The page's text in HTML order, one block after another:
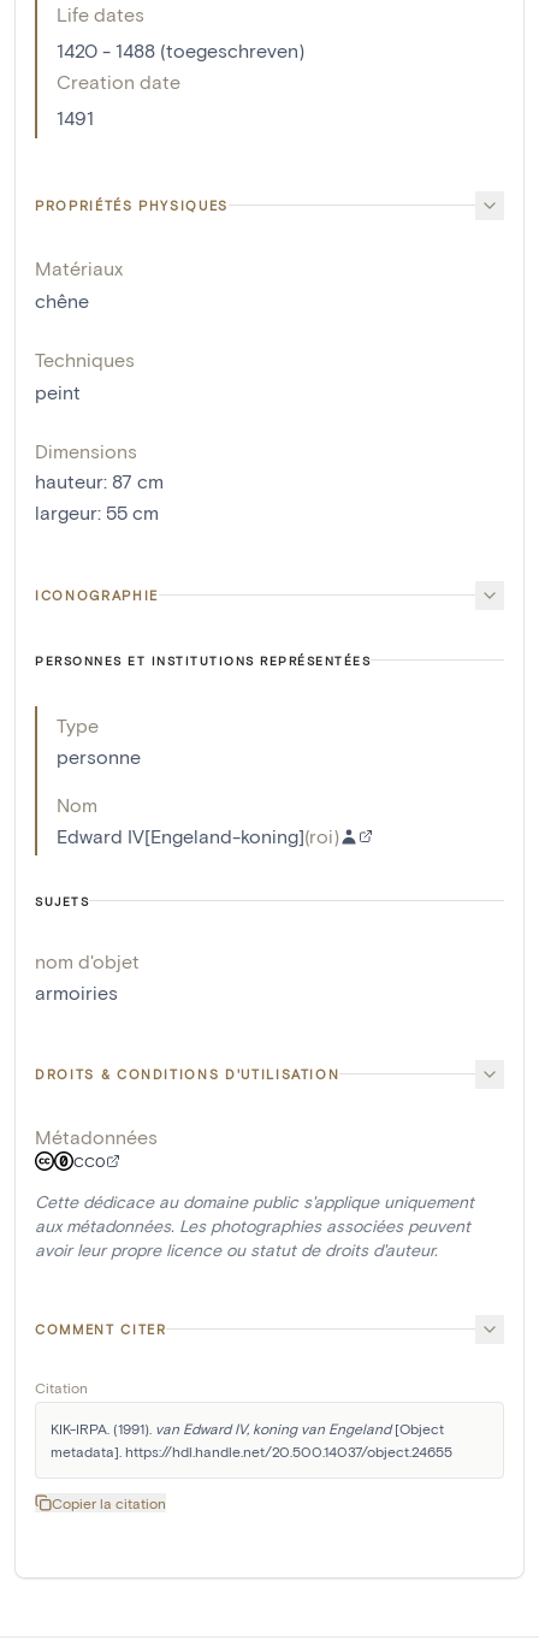
Life dates
1420 - 1488 (toegeschreven)
Creation date
1491
PROPRIÉTÉS PHYSIQUES
Matériaux
chêne
Techniques
peint
Dimensions
hauteur: 87 cm
largeur: 55 cm
ICONOGRAPHIE
PERSONNES ET INSTITUTIONS REPRÉSENTÉES
Type
personne
Nom
Edward IV[Engeland-koning](roi)
SUJETS
nom d'objet
armoiries
DROITS & CONDITIONS D'UTILISATION
Métadonnées
CC0
Cette dédicace au domaine public s'applique uniquement
aux métadonnées. Les photographies associées peuvent
avoir leur propre licence ou statut de droits d'auteur.
COMMENT CITER
Citation
KIK-IRPA. (1991). van Edward IV, koning van Engeland [Object
metadata]. https://hdl.handle.net/20.500.14037/object.24655
Copier la citation